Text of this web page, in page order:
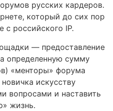
русских кардеров.
который до сих пор
с российского IP.
— предоставление
определенную сумму
«менторы» форума
искусству
вопросами и наставить
жизнь.